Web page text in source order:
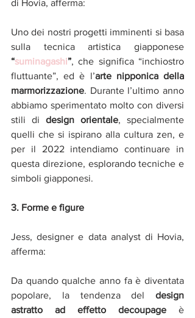
di Hovia, afferma:
Uno dei nostri progetti imminenti si basa
“suminagashi”, che significa “inchiostro
fluttuante”, ed è l’arte nipponica della
marmorizzazione. Durante l’ultimo anno
abbiamo sperimentato molto con diversi
stili di design orientale, specialmente
quelli che si ispirano alla cultura zen, e
per il 2022 intendiamo continuare in
questa direzione, esplorando tecniche e
simboli giapponesi.
3. Forme e figure
Jess, designer e data analyst di Hovia,
afferma:
Da quando qualche anno fa è diventata
popolare, la tendenza del design
astratto ad effetto decoupage è